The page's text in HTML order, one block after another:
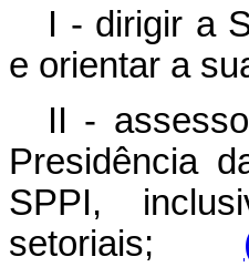
I - dirigir a
e orientar a
II -
Presidência
SPPI,
setoriais;